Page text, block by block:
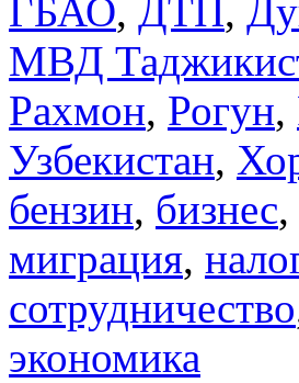
ГБАО, ДТП,
МВД
Рахмон, Рогун,
Узбекистан,
бензин, бизнес,
миграция,
сотрудничество
экономика